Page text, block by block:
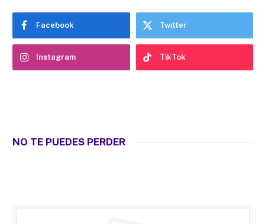
Facebook Twitter
Instagram TikTok
NO TE PUEDES PERDER